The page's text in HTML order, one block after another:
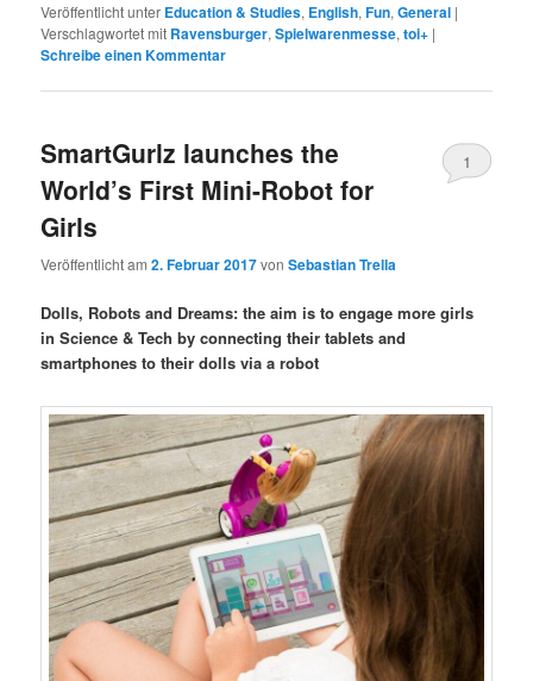
Veröffentlicht unter Education & Studies, English,Fun,General |
Verschlagwortet mit Ravensburger,Spielwarenmesse,toi+ |
Schreibe einen Kommentar
SmartGurlz launches the
World’s First Mini-Robot for
Girls
Veröffentlicht am2. Februar 2017vonSebastian Trella
1
Dolls, Robots and Dreams: the aim is to engage more girls
in Science & Tech by connecting their tablets and
smartphones to their dolls via a robot